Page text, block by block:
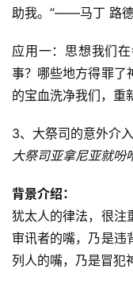
点
应
关
我
们
助我。”——马丁 路
应用一：思想我们
事？哪些地方得罪了
的宝血洗净我们，重
3、大祭司的意外介
大祭司亚拿尼亚就吩
背景介绍：
犹太人的律法，很注
审讯者的嘴，乃是违
列人的嘴，乃是冒犯